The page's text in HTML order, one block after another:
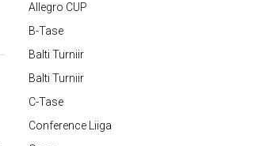
Allegro CUP
B-Tase
Balti Turniir
Balti Turniir
C-Tase
Conference Liiga